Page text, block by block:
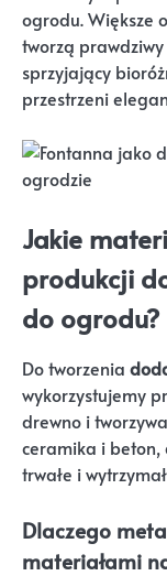
ogrodu. Większe
tworzą
sprzyjający
przestrzeni
Jakie
produkcji
do ogrodu?
Do tworzenia
wykorzystujemy
drewno i
ceramika i beton,
trwałe i
Dlaczego
materiałami